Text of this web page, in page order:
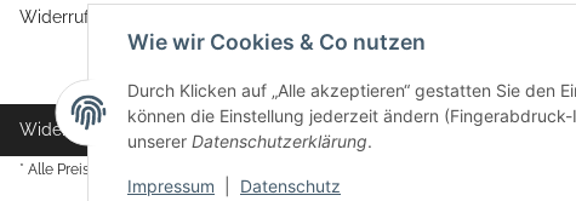
Widerrufsrecht
Widerrufsbutton
* Alle Preise inkl. gesetzlicher USt., zzgl.
Wie wir Cookies & Co nutzen
Durch Klicken auf „Alle akzeptieren“ gestatten Sie den
können die Einstellung jederzeit ändern
unserer Datenschutzerklärung.
Impressum Datenschutz